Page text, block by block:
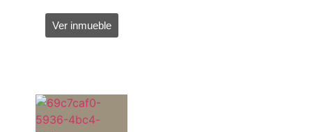
Ver inmueble